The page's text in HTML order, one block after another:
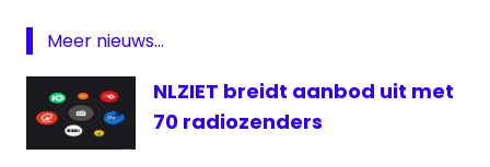
Radio
Radio
538
Radio
Meer nieuws...
NLZIET breidt aanbod uit met
70 radiozenders